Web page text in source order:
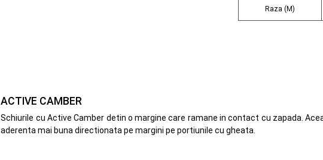
Raza (M)
ACTIVE CAMBER
Schiurile cu Active Camber detin o margine care ramane in contact cu zapada.
aderenta mai buna directionata pe margini pe portiunile cu gheata.